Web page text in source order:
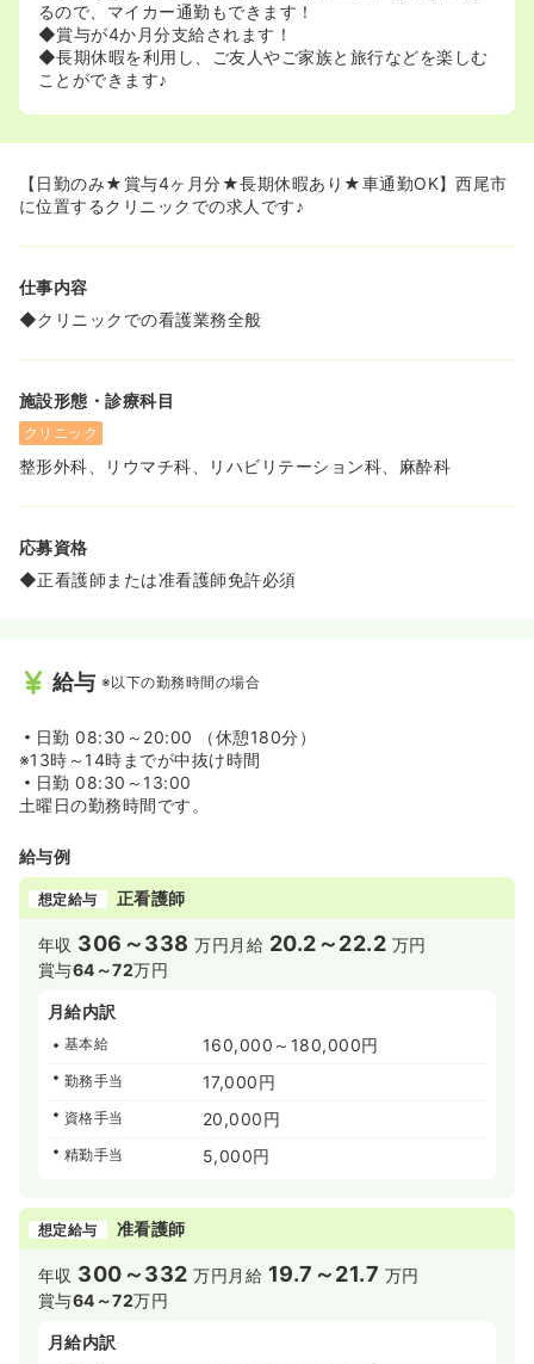
るので、マイカー通勤もできます！
◆賞与が4か月分支給されます！
◆長期休暇を利用し、ご友人やご家族と旅行などを楽しむ
ことができます♪
【日勤のみ★賞与4ヶ月分★長期休暇あり★車通勤OK】西尾市
に位置するクリニックでの求人です♪
仕事内容
◆クリニックでの看護業務全般
施設形態・診療科目
クリニック
整形外科、リウマチ科、リハビリテーション科、麻酔科
応募資格
◆正看護師または准看護師免許必須
給与 ※以下の勤務時間の場合
日勤 08:30～20:00 （休憩180分）
※13時～14時までが中抜け時間
日勤 08:30～13:00
土曜日の勤務時間です。
給与例
想定給与 正看護師
年収 306～338 万円 月給 20.2～22.2 万円
賞与64～72万円
月給内訳
基本給 160,000～180,000円
勤務手当 17,000円
資格手当 20,000円
精勤手当 5,000円
想定給与 准看護師
年収 300～332 万円 月給 19.7～21.7 万円
賞与64～72万円
月給内訳